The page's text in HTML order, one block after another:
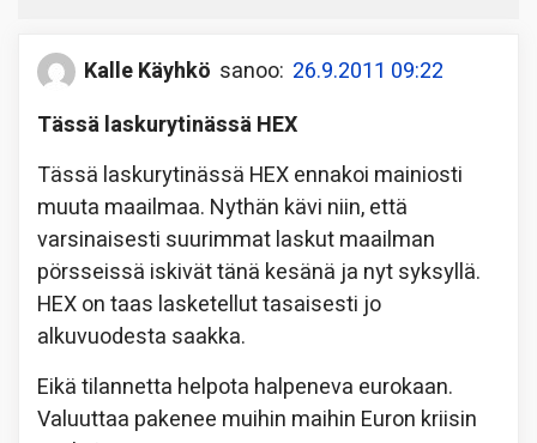
Kalle Käyhkö sanoo: 26.9.2011 09:22
Tässä laskurytinässä HEX
Tässä laskurytinässä HEX ennakoi mainiosti
muuta maailmaa. Nythän kävi niin, että
varsinaisesti suurimmat laskut maailman
pörsseissä iskivät tänä kesänä ja nyt syksyllä.
HEX on taas lasketellut tasaisesti jo
alkuvuodesta saakka.
Eikä tilannetta helpota halpeneva eurokaan.
Valuuttaa pakenee muihin maihin Euron kriisin